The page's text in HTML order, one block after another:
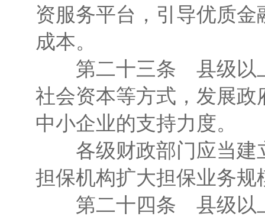
资服务平台，引导优质
成本。
第二十三条 县级以上
社会资本等方式，发展
中小企业的支持力度。
各级财政部门应当建
担保机构扩大担保业务
第二十四条 县级以上